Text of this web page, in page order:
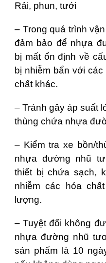
Rải, phun, tưới
– Trong quá trình
đảm bảo để nhựa
bị mất ổn định về
bị nhiễm bẩn với
chất khác.
– Tránh gây áp suất
thùng chứa nhựa
– Kiểm tra xe bồn/
nhựa đường nhũ
thiết bị chứa sạch,
nhiễm các hóa
lượng.
– Tuyệt đối không
nhựa đường nhũ
sản phẩm là 10